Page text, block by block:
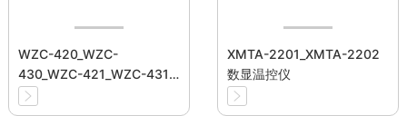
WZC-420_WZC-
430_WZC-421_WZC-431
工业热电阻
XMTA-2201_XMTA-2202
数显温控仪